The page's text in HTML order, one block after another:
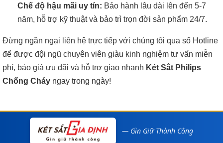
Chế độ hậu mãi uy tín: Bảo hành lâu dài lên đến 5-7
năm, hỗ trợ kỹ thuật và bảo trì trọn đời sản phẩm 24/7.
Đừng ngần ngại liên hệ trực tiếp với chúng tôi qua số Hotline
để được đội ngũ chuyên viên giàu kinh nghiệm tư vấn miễn
phí, báo giá ưu đãi và hỗ trợ giao nhanh Két Sắt Philips
Chống Cháy ngay trong ngày!
— Gìn Giữ Thành Công